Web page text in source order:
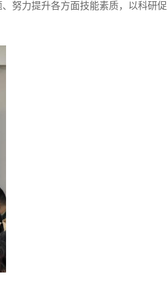
努力提升各方面技能素质，以科研促